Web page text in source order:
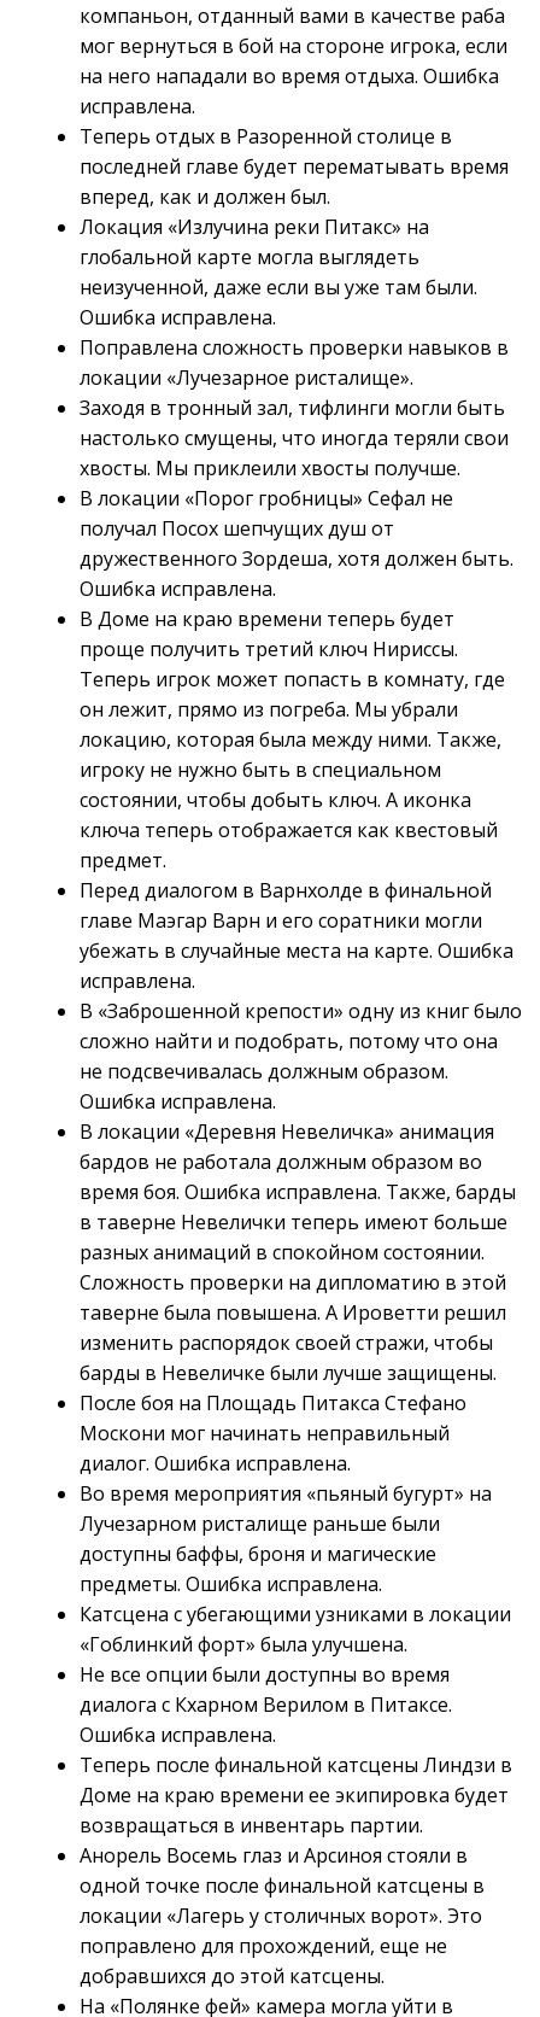
компаньон, отданный вами в качестве раба
мог вернуться в бой на стороне игрока, если
на него нападали во время отдыха. Ошибка
исправлена.
Теперь отдых в Разоренной столице в
последней главе будет перематывать время
вперед, как и должен был.
Локация «Излучина реки Питакс» на
глобальной карте могла выглядеть
неизученной, даже если вы уже там были.
Ошибка исправлена.
Поправлена сложность проверки навыков в
локации «Лучезарное ристалище».
Заходя в тронный зал, тифлинги могли быть
настолько смущены, что иногда теряли свои
хвосты. Мы приклеили хвосты получше.
В локации «Порог гробницы» Сефал не
получал Посох шепчущих душ от
дружественного Зордеша, хотя должен быть.
Ошибка исправлена.
В Доме на краю времени теперь будет
проще получить третий ключ Нириссы.
Теперь игрок может попасть в комнату, где
он лежит, прямо из погреба. Мы убрали
локацию, которая была между ними. Также,
игроку не нужно быть в специальном
состоянии, чтобы добыть ключ. А иконка
ключа теперь отображается как квестовый
предмет.
Перед диалогом в Варнхолде в финальной
главе Маэгар Варн и его соратники могли
убежать в случайные места на карте. Ошибка
исправлена.
В «Заброшенной крепости» одну из книг было
сложно найти и подобрать, потому что она
не подсвечивалась должным образом.
Ошибка исправлена.
В локации «Деревня Невеличка» анимация
бардов не работала должным образом во
время боя. Ошибка исправлена. Также, барды
в таверне Невелички теперь имеют больше
разных анимаций в спокойном состоянии.
Сложность проверки на дипломатию в этой
таверне была повышена. А Ироветти решил
изменить распорядок своей стражи, чтобы
барды в Невеличке были лучше защищены.
После боя на Площадь Питакса Стефано
Москони мог начинать неправильный
диалог. Ошибка исправлена.
Во время мероприятия «пьяный бугурт» на
Лучезарном ристалище раньше были
доступны баффы, броня и магические
предметы. Ошибка исправлена.
Катсцена с убегающими узниками в локации
«Гоблинкий форт» была улучшена.
Не все опции были доступны во время
диалога с Кхарном Верилом в Питаксе.
Ошибка исправлена.
Теперь после финальной катсцены Линдзи в
Доме на краю времени ее экипировка будет
возвращаться в инвентарь партии.
Анорель Восемь глаз и Арсиноя стояли в
одной точке после финальной катсцены в
локации «Лагерь у столичных ворот». Это
поправлено для прохождений, еще не
добравшихся до этой катсцены.
На «Полянке фей» камера могла уйти в